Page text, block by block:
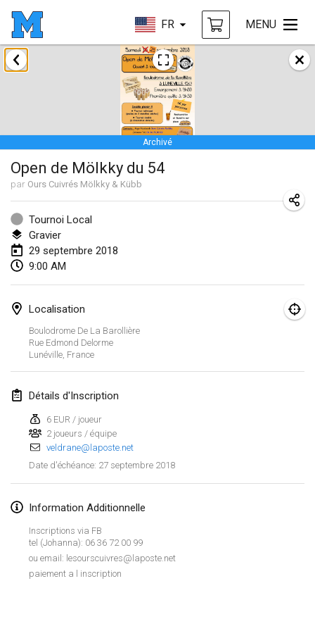
FR MENU
Archivé
Open de Mölkky du 54
par Ours Cuivrés Mölkky & Kübb
Tournoi Local
Gravier
29 septembre 2018
9:00 AM
Localisation
Boulodrome De La Barollière
Rue Edmond Delorme
Lunéville, France
Détails d'Inscription
6 EUR / joueur
2 joueurs / équipe
veldrane@laposte.net
Date d'échéance: 27 septembre 2018
Information Additionnelle
Inscriptions via FB
tel (Johanna): 06 36 72 00 99
ou email: lesourscuivres@laposte.net
paiement a l inscription
janvier 2018
Open des rois de Mölkky
France
Individuel du Garo
21 janv. 2018|France
Tournoi d'Hiver
27 janv. 2018
Tournoi de Mölkky - Lesfous Dubâtonvaigeois
27 janv. 2018
février 2018
Lumi Mölkky
3 févr. 2018
10 févr. 2018 |France
Faschings-Mölkky
11 févr. 2018|Allemagne
24 févr. 2018|République tchèque
SM HalliMölkky - Finnish Championship
24 févr. 2018|Finlande